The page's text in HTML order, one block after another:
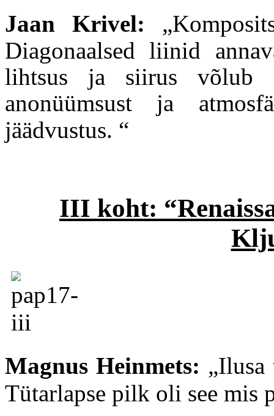
Jaan Krivel: „
Diagonaalsed liinid
lihtsus ja siirus võlub
anonüümsust ja
jäädvustus. “
III koht:
Magnus Heinmets: „Ilusa
Tütarlapse pilk oli see mis